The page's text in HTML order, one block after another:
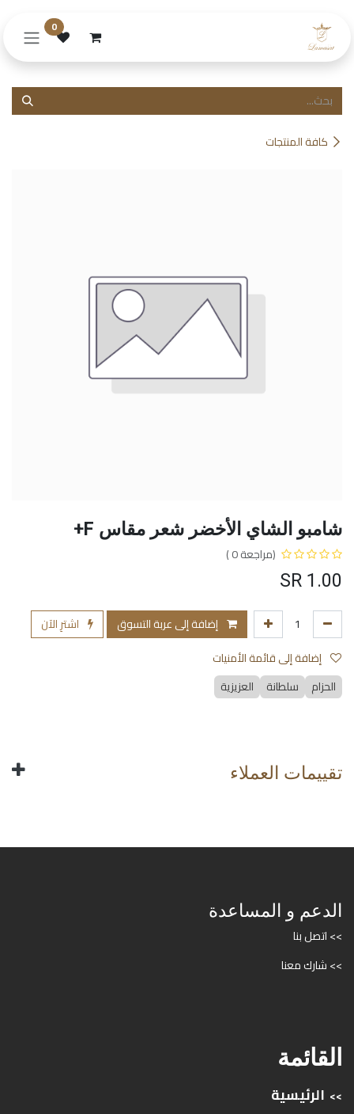
0
كافة المنتجات
شامبو الشاي الأخضر شعر مقاس F+
(مراجعة 0 )
1.00
إضافة إلى عربة التسوق
اشترِ الآن
الحزام
سلطانة العزيزية
تقييمات العملاء
الدعم و المساعدة
>> اتصل بنا
>> شارك معنا
القائمة
>> الرئيسية